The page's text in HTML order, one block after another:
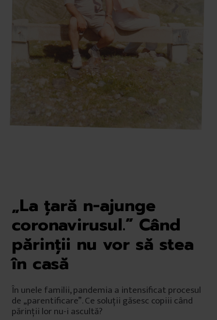
„La țară n-ajunge
coronavirusul.” Când
părinții nu vor să stea
în casă
În unele familii, pandemia a intensificat procesul
de „parentificare”. Ce soluții găsesc copiii când
părinții lor nu-i ascultă?